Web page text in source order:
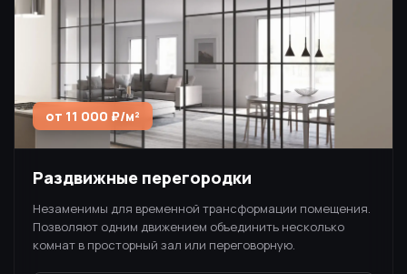
от 11 000 ₽/м²
Раздвижные перегородки
Незаменимы для временной трансформации помещения.
Позволяют одним движением объединить несколько
комнат в просторный зал или переговорную.